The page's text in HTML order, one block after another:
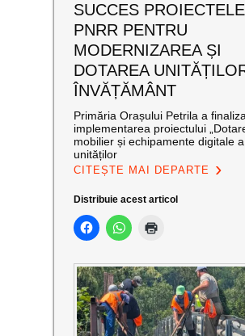
SUCCES PROIECTELE
PNRR PENTRU
MODERNIZAREA ȘI
DOTAREA
ÎNVĂȚĂMÂNT
Primăria Orașului Petrila a
implementarea proiectului
mobilier și echipamente digitale a
unităților
CITEȘTE MAI DEPARTE
Distribuie acest articol